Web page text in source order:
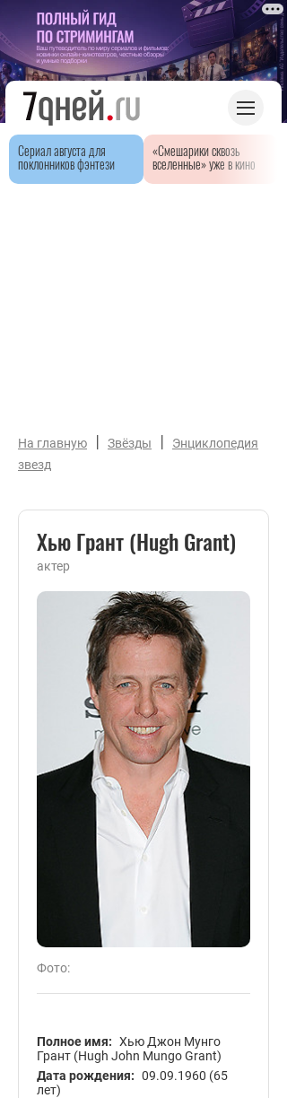
Сериал августа для
поклонников фэнтези
«Смешарики сквозь
вселенные» уже в кино
На главную | Звёзды |
Энциклопедия
звезд
Хью Грант (Hugh Grant)
актер
Фото:
Полное имя: Хью Джон Мунго
Грант (Hugh John Mungo Grant)
Дата рождения: 09.09.1960 (65
лет)